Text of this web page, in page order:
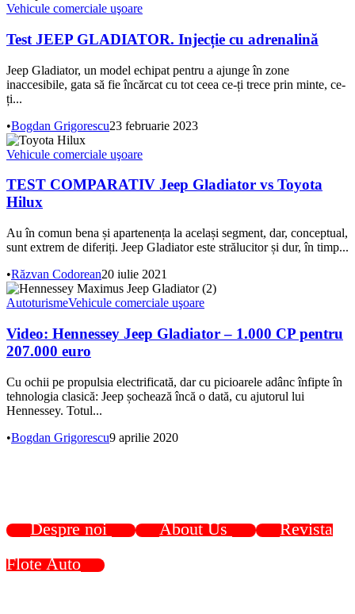
Vehicule comerciale uşoare
Test JEEP GLADIATOR. Injecție cu adrenalină
Jeep Gladiator, un model echipat pentru a ajunge în zone
inaccesibile, gata să fie încărcat cu tot ceea ce-ți trece prin minte, ce-
ți...
•Bogdan Grigorescu23 februarie 2023
Vehicule comerciale uşoare
TEST COMPARATIV Jeep Gladiator vs Toyota
Hilux
Au în comun bena și apartenența la același segment, dar, conceptual,
sunt extrem de diferiți. Jeep Gladiator este strălucitor și dur, în timp...
•Răzvan Codorean20 iulie 2021
AutoturismeVehicule comerciale uşoare
Video: Hennessey Jeep Gladiator – 1.000 CP pentru
207.000 euro
Cu ochii pe propulsia electrificată, dar cu picioarele adânc înfipte în
tehnologia clasică: Jeep șochează încă o dată, cu ajutorul lui
Hennessey. Totul...
•Bogdan Grigorescu9 aprilie 2020
Despre noi About Us
Revista
Flote Auto